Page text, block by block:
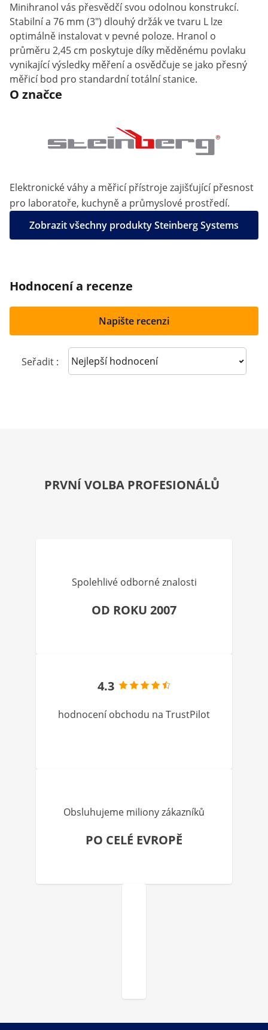
Minihranol vás přesvědčí svou odolnou konstrukcí.
Stabilní a 76 mm (3") dlouhý držák ve tvaru L lze
optimálně instalovat v pevné poloze. Hranol o
průměru 2,45 cm poskytuje díky měděnému povlaku
vynikající výsledky měření a osvědčuje se jako přesný
měřicí bod pro standardní totální stanice.
O značce
Elektronické váhy a měřicí přístroje zajišťující přesnost
pro laboratoře, kuchyně a průmyslové prostředí.
Zobrazit všechny produkty Steinberg Systems
Hodnocení a recenze
Napište recenzi
Seřadit : Sort reviews
PRVNÍ VOLBA PROFESIONÁLŮ
Spolehlivé odborné znalosti
OD ROKU 2007
4.3
hodnocení obchodu na TrustPilot
Obsluhujeme miliony zákazníků
PO CELÉ EVROPĚ